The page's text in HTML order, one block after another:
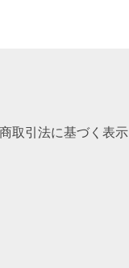
取引法に基づく表示